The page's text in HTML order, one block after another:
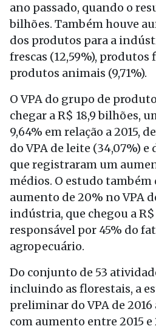
ano passado, quando o
bilhões. Também houve
dos produtos para a
frescas (12,59%), produtos
produtos animais (9,71%).
O VPA do grupo de
chegar a R$ 18,9 bilhões,
9,64% em relação a 2015,
do VPA de leite (34,07%) e
que registraram um
médios. O estudo
aumento de 20% no VPA
indústria, que chegou a
responsável por 45% do
agropecuário.
Do conjunto de 53
incluindo as florestais, a
preliminar do VPA de 2016
com aumento entre 2015 e